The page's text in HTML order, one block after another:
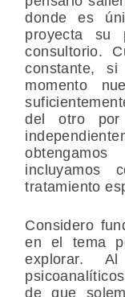
donde es
proyecta su
consultorio.
constante,
momento
del otro por
incluyamos
tratamiento
Considero
en el tema
explorar.
de que